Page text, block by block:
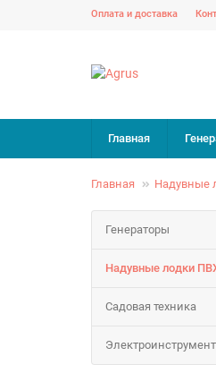
Оплата и доставка
Главная
Главная Надувные
Генераторы
Надувные лодки
Садовая техника